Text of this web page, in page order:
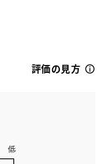
評価の見方